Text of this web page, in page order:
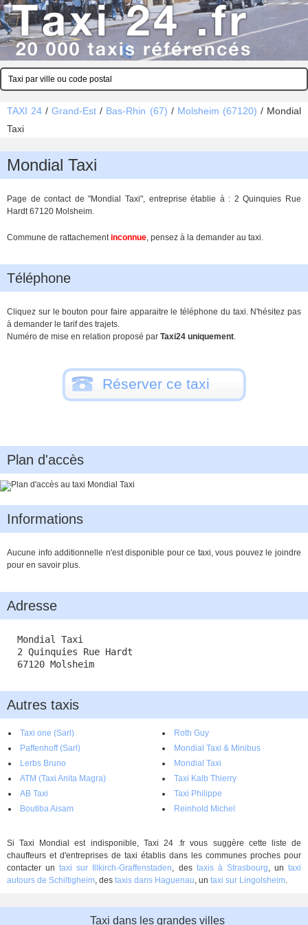
TAXI 24 /Grand-Est / Bas-Rhin (67) / Molsheim (67120) / Mondial
Taxi
Mondial Taxi
Page de contact de "Mondial Taxi", entreprise établie à : 2 Quinquies Rue
Hardt 67120 Molsheim.
Commune de rattachementinconnue, pensez à la demander au taxi.
Téléphone
Cliquez sur le bouton pour faire apparaitre le téléphone du taxi. N'hésitez pas
à demander le tarif des trajets.
Numéro de mise en relation proposé par Taxi24 uniquement.
Réserver ce taxi
Plan d'accès
Informations
Aucune info additionnelle n'est disponible pour ce taxi, vous pouvez le joindre
pour en savoir plus.
Adresse
Mondial Taxi
2 Quinquies Rue Hardt
67120 Molsheim
Autres taxis
Taxi one (Sarl)
Roth Guy
Paffenhoff (Sarl)
Mondial Taxi & Minibus
Lerbs Bruno
Mondial Taxi
ATM (Taxi Anita Magra)
Taxi Kalb Thierry
AB Taxi
Taxi Philippe
Boutiba Aisam
Reinhold Michel
Si Taxi Mondial est indisponible, Taxi 24 .fr vous suggère cette liste de
chauffeurs et d'entreprises de taxi établis dans les communes proches pour
contacter untaxi sur Illkirch-Graffenstaden, des taxis à Strasbourg, untaxi
autours de Schiltigheim, des taxis dans Haguenau, un taxi sur Lingolsheim.
Taxi dans les grandes villes